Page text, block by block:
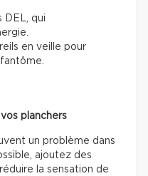
DEL, qui
en veille pour
planchers
un problème dans
ajoutez des
la sensation de